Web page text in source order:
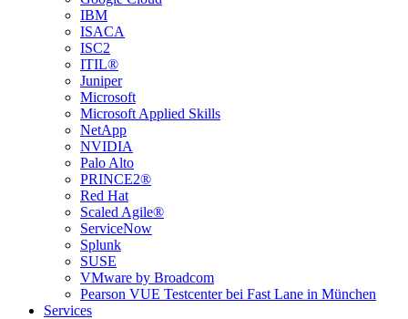
IBM
ISACA
ISC2
ITIL®
Juniper
Microsoft
Microsoft Applied Skills
NetApp
NVIDIA
Palo Alto
PRINCE2®
Red Hat
Scaled Agile®
ServiceNow
Splunk
SUSE
VMware by Broadcom
Pearson VUE Testcenter bei Fast Lane in München
Services